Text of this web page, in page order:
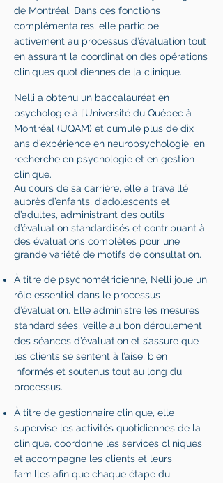
de Montréal. Dans ces fonctions
complémentaires, elle participe
activement au processus d’évaluation tout
en assurant la coordination des opérations
cliniques quotidiennes de la clinique.
Nelli a obtenu un baccalauréat en
psychologie à l’Université du Québec à
Montréal (UQAM) et cumule plus de dix
ans d’expérience en neuropsychologie, en
recherche en psychologie et en gestion
clinique.
Au cours de sa carrière, elle a travaillé
auprès d’enfants, d’adolescents et
d’adultes, administrant des outils
d’évaluation standardisés et contribuant à
des évaluations complètes pour une
grande variété de motifs de consultation.
À titre de psychométricienne, Nelli joue un
rôle essentiel dans le processus
d’évaluation. Elle administre les mesures
standardisées, veille au bon déroulement
des séances d’évaluation et s’assure que
les clients se sentent à l’aise, bien
informés et soutenus tout au long du
processus.
À titre de gestionnaire clinique, elle
supervise les activités quotidiennes de la
clinique, coordonne les services cliniques
et accompagne les clients et leurs
familles afin que chaque étape du